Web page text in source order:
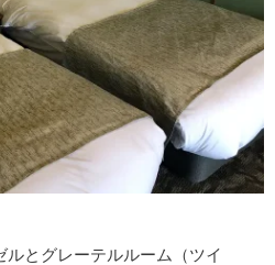
とグレーテルルーム（ツイ